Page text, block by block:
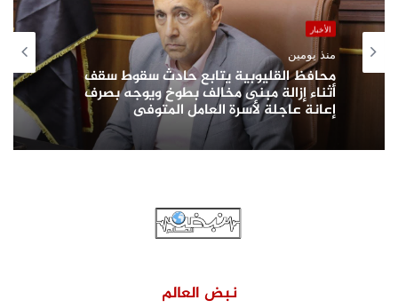
الأخبار
منذ يومين
محافظ القليوبية يتابع حادث سقوط سقف
أثناء إزالة مبنى مخالف بطوخ ويوجه بصرف
إعانة عاجلة لأسرة العامل المتوفى
نبض العالم